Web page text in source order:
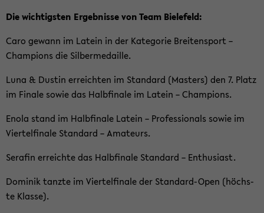
Die wich­tigs­ten Er­geb­nis­se von Team Bie­le­feld:
Caro ge­wann im La­tein in der Ka­te­go­rie Brei­ten­sport –
Cham­pions die Sil­ber­me­dail­le.
Luna & Dus­tin er­reich­ten im Stan­dard (Mas­ters) den 7. Platz
im Fi­na­le sowie das Halb­fi­na­le im La­tein – Cham­pions.
Enola stand im Halb­fi­na­le La­tein – Pro­fes­sio­nals sowie im
Vier­tel­fi­na­le Stan­dard – Ama­teurs.
Sera­fin er­reich­te das Halb­fi­na­le Stan­dard – En­thu­si­ast.
Do­mi­nik tanz­te im Vier­tel­fi­na­le der Standard-​Open (höchs­
te Klas­se).